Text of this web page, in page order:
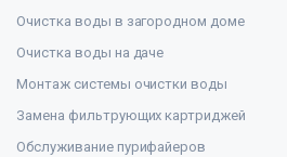
Очистка воды в загородном доме
Очистка воды на даче
Монтаж системы очистки воды
Замена фильтрующих картриджей
Обслуживание пурифайеров